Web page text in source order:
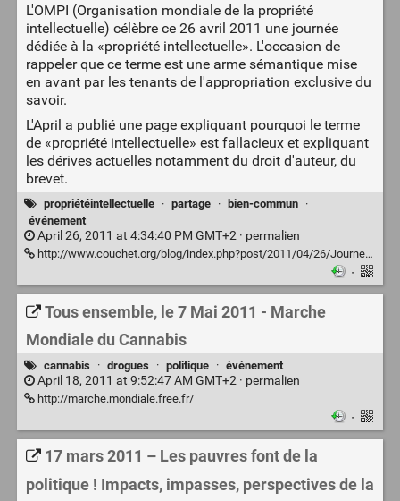
L'OMPI (Organisation mondiale de la propriété
intellectuelle) célèbre ce 26 avril 2011 une journée
dédiée à la «propriété intellectuelle». L'occasion de
rappeler que ce terme est une arme sémantique mise
en avant par les tenants de l'appropriation exclusive du
savoir.
L'April a publié une page expliquant pourquoi le terme
de «propriété intellectuelle» est fallacieux et expliquant
les dérives actuelles notamment du droit d'auteur, du
brevet.
propriétéintellectuelle · partage · bien-commun ·
événement
April 26, 2011 at 4:34:40 PM GMT+2 · permalien
http://www.couchet.org/blog/index.php?post/2011/04/26/Journee-de-la-PI
·
Tous ensemble, le 7 Mai 2011 - Marche
Mondiale du Cannabis
cannabis · drogues · politique · événement
April 18, 2011 at 9:52:47 AM GMT+2 · permalien
http://marche.mondiale.free.fr/
·
17 mars 2011 – Les pauvres font de la
politique ! Impacts, impasses, perspectives de la